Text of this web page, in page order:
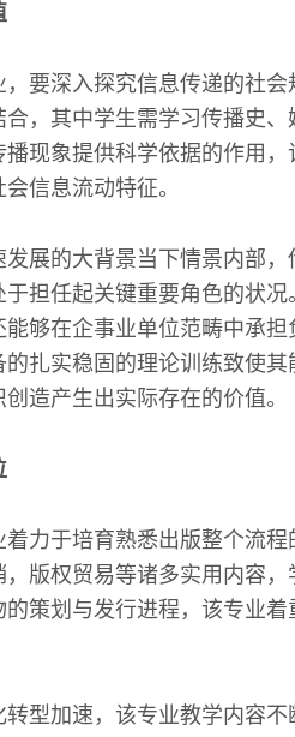
要深入探究信息传递的社
合，其中学生需学习传播史
播现象提供科学依据的作用
信息流动特征。
发展的大背景当下情景内部
于担任起关键重要角色的状
能够在企事业单位范畴中承
扎实稳固的理论训练致使
造产生出实际存在的价值。
力于培育熟悉出版整个流
版权贸易等诸多实用内容
的策划与发行进程，该专业
转型加速，该专业教学内容